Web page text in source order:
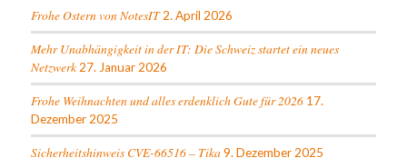
Frohe Ostern von NotesIT 2. April 2026
Mehr Unabhängigkeit in der IT: Die Schweiz startet ein neues
Netzwerk 27. Januar 2026
Frohe Weihnachten und alles erdenklich Gute für 2026 17.
Dezember 2025
Sicherheitshinweis CVE-66516 – Tika 9. Dezember 2025